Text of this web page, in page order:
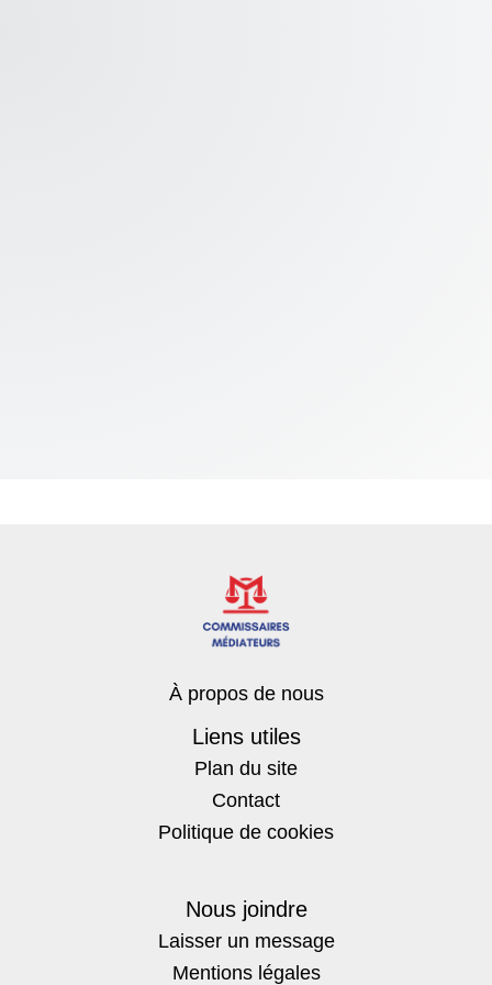
À propos de nous
Liens utiles
Plan du site
Contact
Politique de cookies
Nous joindre
Laisser un message
Mentions légales